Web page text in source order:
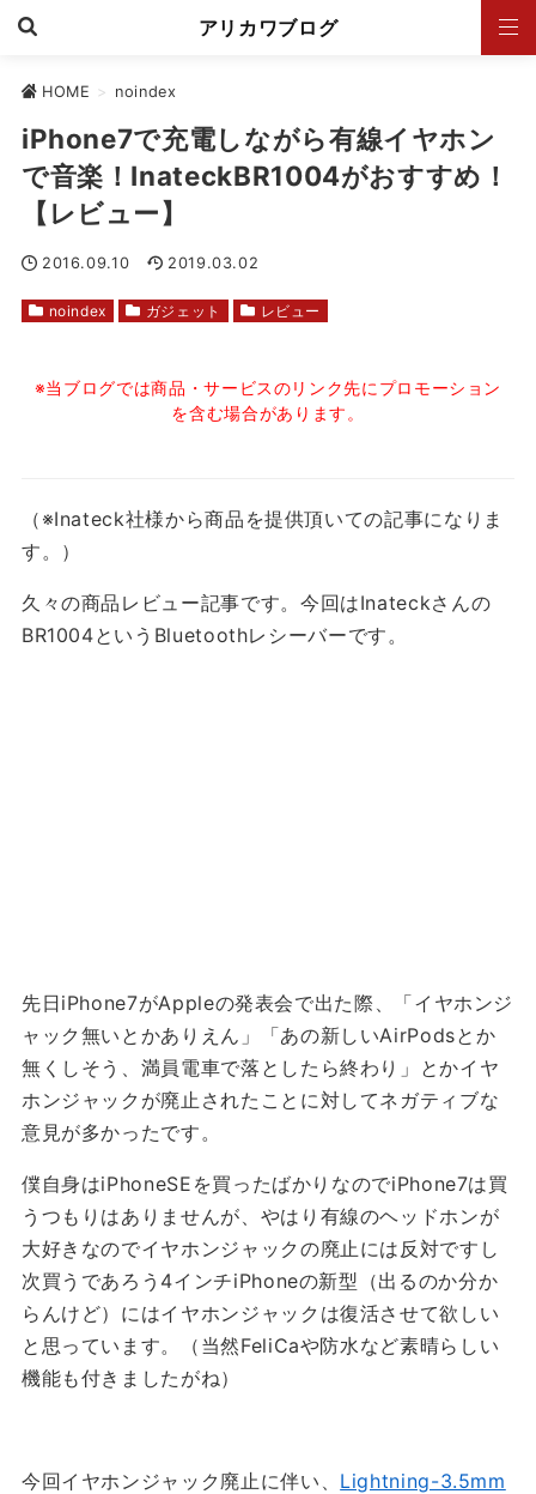
アリカワブログ
HOME > noindex
iPhone7で充電しながら有線イヤホン
で音楽！InateckBR1004がおすすめ！
【レビュー】
2016.09.10 2019.03.02
noindex ガジェット レビュー
※当ブログでは商品・サービスのリンク先にプロモーション
を含む場合があります。
（※Inateck社様から商品を提供頂いての記事になりま
す。）
久々の商品レビュー記事です。今回はInateckさんの
BR1004というBluetoothレシーバーです。
先日iPhone7がAppleの発表会で出た際、「イヤホンジ
ャック無いとかありえん」「あの新しいAirPodsとか
無くしそう、満員電車で落としたら終わり」とかイヤ
ホンジャックが廃止されたことに対してネガティブな
意見が多かったです。
僕自身はiPhoneSEを買ったばかりなのでiPhone7は買
うつもりはありませんが、やはり有線のヘッドホンが
大好きなのでイヤホンジャックの廃止には反対ですし
次買うであろう4インチiPhoneの新型（出るのか分か
らんけど）にはイヤホンジャックは復活させて欲しい
と思っています。（当然FeliCaや防水など素晴らしい
機能も付きましたがね）
今回イヤホンジャック廃止に伴い、 Lightning-3.5mm